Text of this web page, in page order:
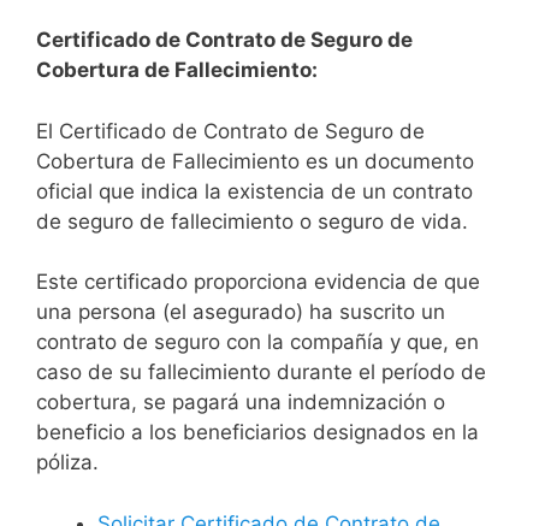
Certificado de Contrato de Seguro de
Cobertura de Fallecimiento:
El Certificado de Contrato de Seguro de
Cobertura de Fallecimiento es un documento
oficial que indica la existencia de un contrato
de seguro de fallecimiento o seguro de vida.
Este certificado proporciona evidencia de que
una persona (el asegurado) ha suscrito un
contrato de seguro con la compañía y que, en
caso de su fallecimiento durante el período de
cobertura, se pagará una indemnización o
beneficio a los beneficiarios designados en la
póliza.